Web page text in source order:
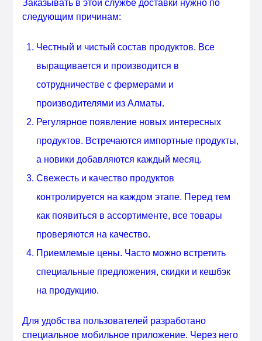
Заказывать в этой службе доставки нужно по
следующим причинам:
Честный и чистый состав продуктов. Все
выращивается и производится в
сотрудничестве с фермерами и
производителями из Алматы.
Регулярное появление новых интересных
продуктов. Встречаются импортные продукты,
а новики добавляются каждый месяц.
Свежесть и качество продуктов
контролируется на каждом этапе. Перед тем
как появиться в ассортименте, все товары
проверяются на качество.
Приемлемые цены. Часто можно встретить
специальные предложения, скидки и кешбэк
на продукцию.
Для удобства пользователей разработано
специальное мобильное приложение. Через него